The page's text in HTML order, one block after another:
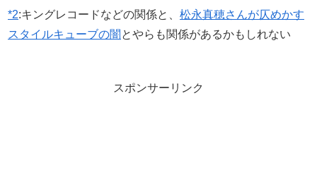
*2:キングレコードなどの関係と、 松永真穂さんが仄めかす
スタイルキューブの闇 とやらも関係があるかもしれない
スポンサーリンク